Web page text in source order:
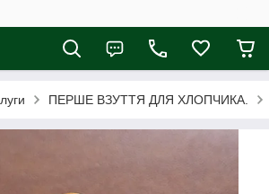
ПЕРШЕ ВЗУТТЯ ДЛЯ ХЛОПЧИКА.